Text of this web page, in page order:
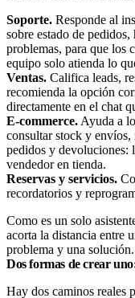
Soporte. Responde al
sobre estado de
problemas, para que los
equipo solo atienda lo
Ventas. Califica leads,
recomienda la opción
directamente en el chat
E-commerce. Ayuda a
consultar stock y envíos,
pedidos y devoluciones:
vendedor en tienda.
Reservas y servicios.
recordatorios y
Como es un solo
acorta la distancia entre
problema y una solución.
Dos formas de crear
Hay dos caminos reales